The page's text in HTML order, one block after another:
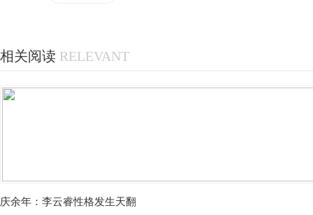
相关阅读 RELEVANT
庆余年：李云睿性格发生天翻